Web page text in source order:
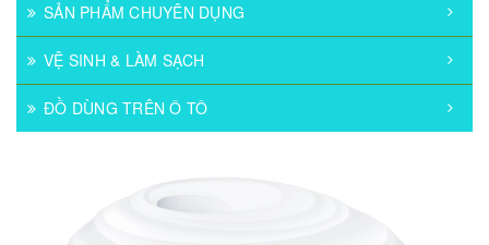
SẢN PHẨM CHUYÊN DỤNG
VỆ SINH & LÀM SẠCH
ĐỒ DÙNG TRÊN Ô TÔ